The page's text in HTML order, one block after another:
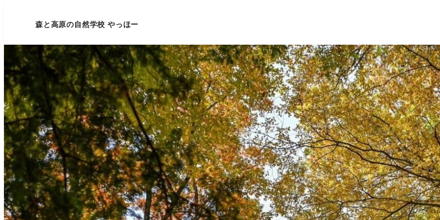
森と高原の自然学校 やっほー